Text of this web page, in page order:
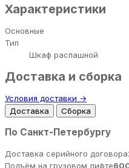
Характеристики
Основные
Тип
Шкаф распашной
Доставка и сборка
Условия доставки →
Доставка
Сборка
По Санкт-Петербургу
Доставка серийного договора
Подъём на грузовом лифте